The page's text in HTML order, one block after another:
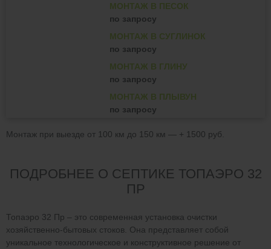
МОНТАЖ В ПЕСОК
по запросу
МОНТАЖ В СУГЛИНОК
по запросу
МОНТАЖ В ГЛИНУ
по запросу
МОНТАЖ В ПЛЫВУН
по запросу
Монтаж при выезде от 100 км до 150 км — + 1500 руб.
ПОДРОБНЕЕ О СЕПТИКЕ ТОПАЭРО 32
ПР
Топаэро 32 Пр – это современная установка очистки
хозяйственно-бытовых стоков. Она представляет собой
уникальное технологическое и конструктивное решение от